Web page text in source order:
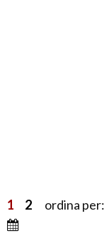
1 2 ordina per: